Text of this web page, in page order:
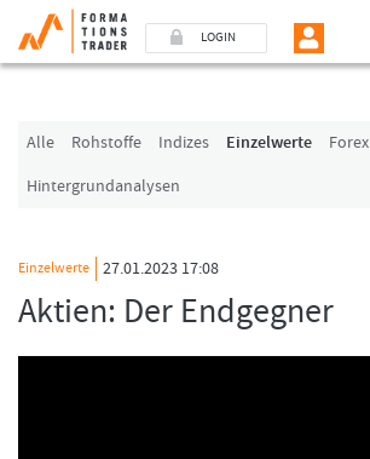
LOGIN
Alle Rohstoffe Indizes Einzelwerte Forex
Hintergrundanalysen
Einzelwerte 27.01.2023 17:08
Aktien: Der Endgegner
Benutzer (E-Mail-Adresse in Kleinschrift)
Angemeldet bleiben
LOGIN